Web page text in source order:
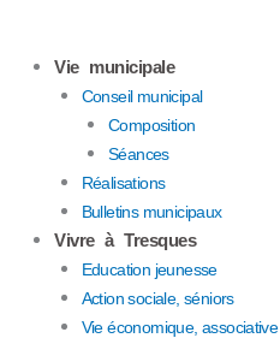
contenuVie municipale
Conseil municipal
Composition
Séances
Réalisations
Bulletins municipaux
Vivre à Tresques
Education jeunesse
Action sociale, séniors
Vie économique, associative